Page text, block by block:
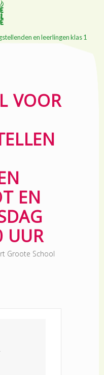
en leerlingen klas 1
VOOR
EN
UUR
Groote School